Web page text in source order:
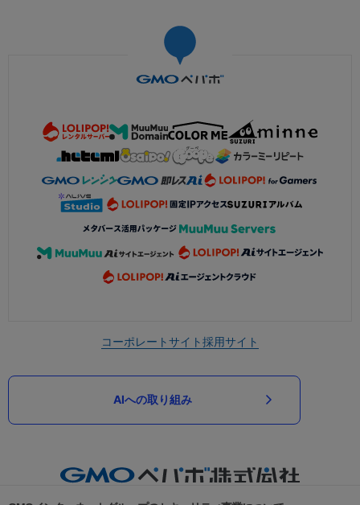
コーポレートサイト採用サイト
AIへの取り組み